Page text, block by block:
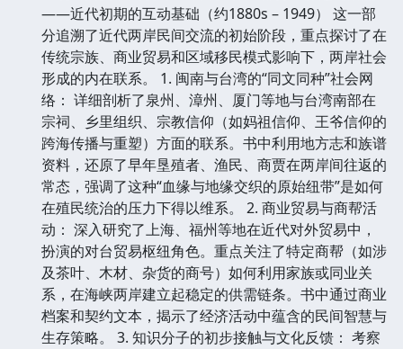
——近代初期的互动基础（约1880s – 1949） 这一部
分追溯了近代两岸民间交流的初始阶段，重点探讨了在
传统宗族、商业贸易和区域移民模式影响下，两岸社会
形成的内在联系。 1. 闽南与台湾的“同文同种”社会网
络： 详细剖析了泉州、漳州、厦门等地与台湾南部在
宗祠、乡里组织、宗教信仰（如妈祖信仰、王爷信仰的
跨海传播与重塑）方面的联系。书中利用地方志和族谱
资料，还原了早年垦殖者、渔民、商贾在两岸间往返的
常态，强调了这种“血缘与地缘交织的原始纽带”是如何
在殖民统治的压力下得以维系。 2. 商业贸易与商帮活
动： 深入研究了上海、福州等地在近代对外贸易中，
扮演的对台贸易枢纽角色。重点关注了特定商帮（如涉
及茶叶、木材、杂货的商号）如何利用家族或同业关
系，在海峡两岸建立起稳定的供需链条。书中通过商业
档案和契约文本，揭示了经济活动中蕴含的民间智慧与
生存策略。 3. 知识分子的初步接触与文化反馈： 考察